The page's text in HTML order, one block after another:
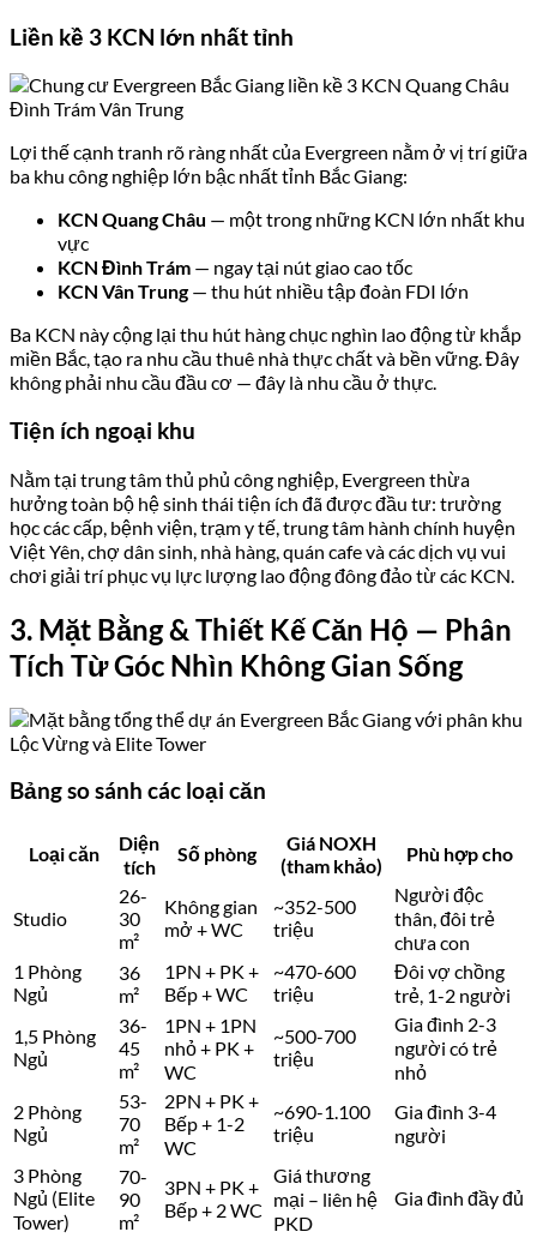
Liền kề 3 KCN lớn nhất tỉnh
Lợi thế cạnh tranh rõ ràng nhất của Evergreen nằm ở vị trí giữa
ba khu công nghiệp lớn bậc nhất tỉnh Bắc Giang:
KCN Quang Châu — một trong những KCN lớn nhất khu
vực
KCN Đình Trám — ngay tại nút giao cao tốc
KCN Vân Trung— thu hút nhiều tập đoàn FDI lớn
Ba KCN này cộng lại thu hút hàng chục nghìn lao động từ khắp
miền Bắc, tạo ra nhu cầu thuê nhà thực chất và bền vững. Đây
không phải nhu cầu đầu cơ — đây là nhu cầu ở thực.
Tiện ích ngoại khu
Nằm tại trung tâm thủ phủ công nghiệp, Evergreen thừa
hưởng toàn bộ hệ sinh thái tiện ích đã được đầu tư: trường
học các cấp, bệnh viện, trạm y tế, trung tâm hành chính huyện
Việt Yên, chợ dân sinh, nhà hàng, quán cafe và các dịch vụ vui
chơi giải trí phục vụ lực lượng lao động đông đảo từ các KCN.
3. Mặt Bằng & Thiết Kế Căn Hộ — Phân
Tích Từ Góc Nhìn Không Gian Sống
Bảng so sánh các loại căn
Loại căn
Diện
tích
Số phòng
Giá NOXH
(tham khảo)
Phù hợp cho
Studio
26-
30
m²
Không gian
mở + WC
~352-500
triệu
Người độc
thân, đôi trẻ
chưa con
1 Phòng
Ngủ
36
m²
1PN + PK +
Bếp + WC
~470-600
triệu
Đôi vợ chồng
trẻ, 1-2 người
1,5 Phòng
Ngủ
36-
45
m²
1PN + 1PN
nhỏ + PK +
WC
~500-700
triệu
Gia đình 2-3
người có trẻ
nhỏ
2 Phòng
Ngủ
53-
70
m²
2PN + PK +
Bếp + 1-2
WC
~690-1.100
triệu
Gia đình 3-4
người
3 Phòng
Ngủ (Elite
Tower)
70-
90
m²
3PN + PK +
Bếp + 2 WC
Giá thương
mại – liên hệ
PKD
Gia đình đầy đủ